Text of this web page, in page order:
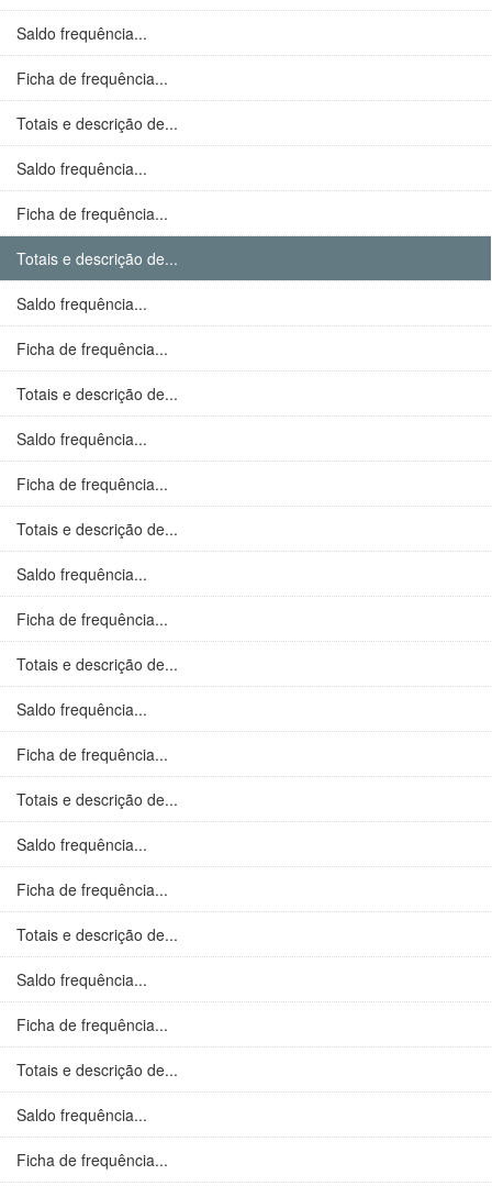
Saldo frequência...
Ficha de frequência...
Totais e descrição de...
Saldo frequência...
Ficha de frequência...
Totais e descrição de...
Saldo frequência...
Ficha de frequência...
Totais e descrição de...
Saldo frequência...
Ficha de frequência...
Totais e descrição de...
Saldo frequência...
Ficha de frequência...
Totais e descrição de...
Saldo frequência...
Ficha de frequência...
Totais e descrição de...
Saldo frequência...
Ficha de frequência...
Totais e descrição de...
Saldo frequência...
Ficha de frequência...
Totais e descrição de...
Saldo frequência...
Ficha de frequência...